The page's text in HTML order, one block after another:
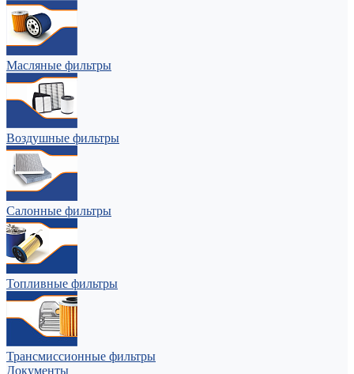
Масляные фильтры
Воздушные фильтры
Салонные фильтры
Топливные фильтры
Трансмиссионные фильтры
Документы